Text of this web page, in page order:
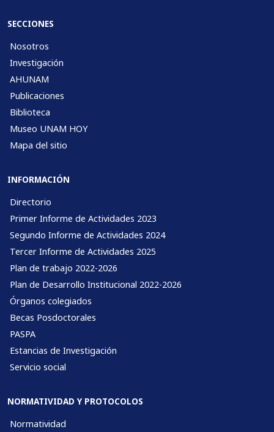
SECCIONES
Nosotros
Investigación
AHUNAM
Publicaciones
Biblioteca
Museo UNAM HOY
Mapa del sitio
INFORMACIÓN
Directorio
Primer Informe de Actividades 2023
Segundo Informe de Actividades 2024
Tercer Informe de Actividades 2025
Plan de trabajo 2022-2026
Plan de Desarrollo Institucional 2022-2026
Órganos colegiados
Becas Posdoctorales
PASPA
Estancias de Investigación
Servicio social
NORMATIVIDAD Y PROTOCOLOS
Normatividad